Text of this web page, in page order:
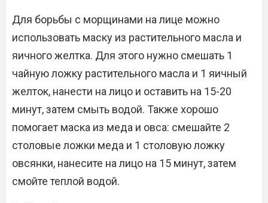
Для борьбы с морщинами на лице можно
использовать маску из растительного масла и
яичного желтка. Для этого нужно смешать 1
чайную ложку растительного масла и 1 яичный
желток, нанести на лицо и оставить на 15-20
минут, затем смыть водой. Также хорошо
помогает маска из меда и овса: смешайте 2
столовые ложки меда и 1 столовую ложку
овсянки, нанесите на лицо на 15 минут, затем
смойте теплой водой.